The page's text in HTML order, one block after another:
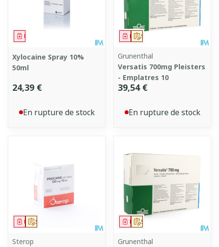
Médicament
Xylocaine Spray 10%
50ml
24,39 €
En rupture de stock
Sur prescription
Médicament
Grunenthal
Versatis 700mg Pleisters
- Emplatres 10
39,54 €
En rupture de stock
Sur prescription
Médicament
Sterop
Sur prescription
Médicament
Grunenthal